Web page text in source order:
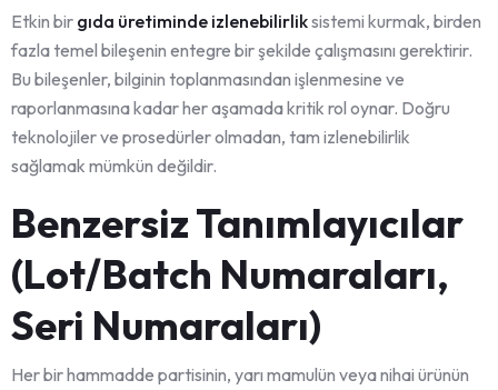
Etkin bir gıda üretiminde izlenebilirliksistemi kurmak, birden
fazla temel bileşenin entegre bir şekilde çalışmasını gerektirir.
Bu bileşenler, bilginin toplanmasından işlenmesine ve
raporlanmasına kadar her aşamada kritik rol oynar. Doğru
teknolojiler ve prosedürler olmadan, tam izlenebilirlik
sağlamak mümkün değildir.
Benzersiz Tanımlayıcılar
(Lot/Batch Numaraları,
Seri Numaraları)
Her bir hammadde partisinin, yarı mamulün veya nihai ürünün